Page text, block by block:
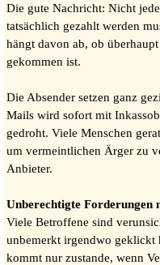
Die gute Nachricht: Nicht
tatsächlich gezahlt werden
hängt davon ab, ob
gekommen ist.
Die Absender setzen ganz
Mails wird sofort mit
gedroht. Viele Menschen
um vermeintlichen Ärger zu
Anbieter.
Unberechtigte Forderungen
Viele Betroffene sind
unbemerkt irgendwo geklickt
kommt nur zustande, wenn